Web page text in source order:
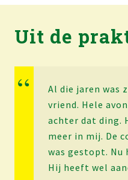
Uit de
Al die jaren was
vriend. Hele
achter dat ding.
meer in mij. De
was gestopt. Nu
Hij heeft wel